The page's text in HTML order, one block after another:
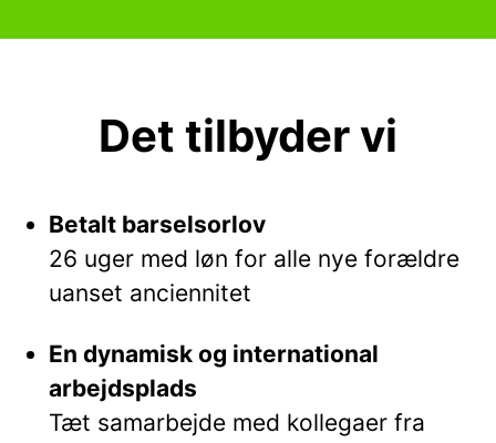
Det tilbyder vi
Betalt barselsorlov
26 uger med løn for alle nye forældre
uanset anciennitet
En dynamisk og international
arbejdsplads
Tæt samarbejde med kollegaer fra